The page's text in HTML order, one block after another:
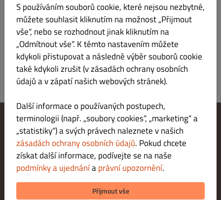
DENNÍ MENU Vše
V této kategorii nebyla nalezena žádná položka nabídky.
Změnit nastavení souborů cookie
Kontaktuj nás
Zásady ochrany osobních údajů
Podmínky a ujednání
Právní upozornění
METODY PLATBY PŘI DORUČENÍ
S používáním souborů cookie, které nejsou nezbytné,
můžete souhlasit kliknutím na možnost „Přijmout
vše“, nebo se rozhodnout jinak kliknutím na
„Odmítnout vše“. K těmto nastavením můžete
kdykoli přistupovat a následně výběr souborů cookie
také kdykoli zrušit (v zásadách ochrany osobních
údajů a v zápatí našich webových stránek).
Další informace o používaných postupech,
terminologii (např. „soubory cookies“, „marketing“ a
„statistiky“) a svých právech naleznete v našich
zásadách ochrany osobních údajů. Pokud chcete
získat další informace, podívejte se na naše
podmínky a ujednáníaprávní upozornění.
Přijmout vše